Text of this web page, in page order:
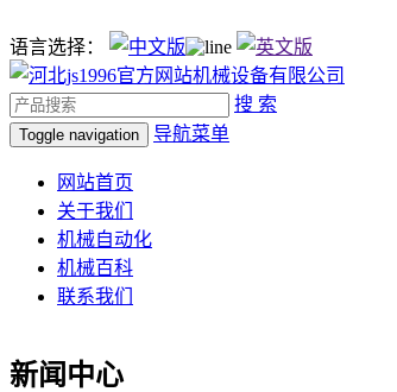
语言选择：
搜 索
Toggle navigation 导航菜单
网站首页
关于我们
机械自动化
机械百科
联系我们
新闻中心